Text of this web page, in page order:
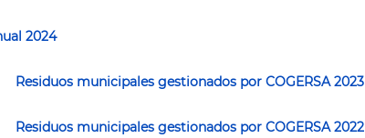
2024
Residuos municipales gestionados por COGERSA 2023
Residuos municipales gestionados por COGERSA 2022